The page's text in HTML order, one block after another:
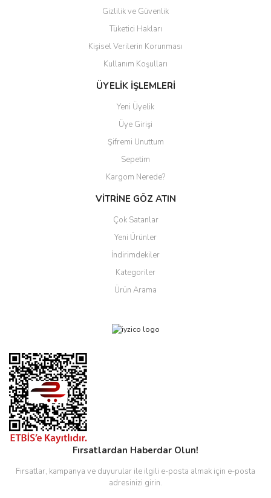
Gönder
Gizlilik ve Güvenlik
Tüketici Hakları
Kişisel Verilerin Korunması
Kullanım Koşulları
ÜYELİK İŞLEMLERİ
Yeni Üyelik
Üye Girişi
Şifremi Unuttum
Sepetim
Kargom Nerede?
VİTRİNE GÖZ ATIN
Çok Satanlar
Yeni Ürünler
İndirimdekiler
Kategoriler
Ürün Arama
Fırsatlardan Haberdar Olun!
Fırsatlar, kampanya ve duyurular ile ilgili e-posta almak için e-posta
adresinizi girin.